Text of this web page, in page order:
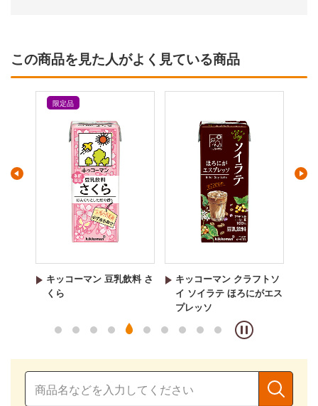
この商品を見た人がよく見ている商品
限定品
キッコーマン 豆乳飲料 さ
くら
キッコーマン クラフトソ
イ ソイラテ ほろにがエス
プレッソ